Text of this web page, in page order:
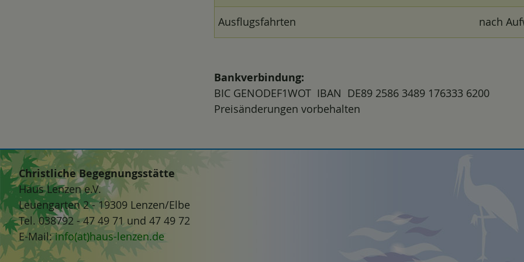
Ausflugsfahrten nach
Bankverbindung:
BIC GENODEF1WOT IBAN DE89 2586 3489 176333 6200
Preisänderungen vorbehalten
Christliche Begegnungsstätte
Haus Lenzen e.V.
Leuengarten 2 - 19309 Lenzen/Elbe
Tel. 038792 - 47 49 71 und 47 49 72
E-Mail:info(at)haus-lenzen.de